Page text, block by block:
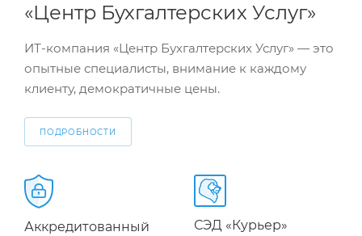
ИТ-компания «Центр Бухгалтерских Услуг» — это
опытные специалисты, внимание к каждому
клиенту, демократичные цены.
ПОДРОБНОСТИ
Аккредитованный
СЭД «Курьер»
«Центр Бухгалтерских Услуг»